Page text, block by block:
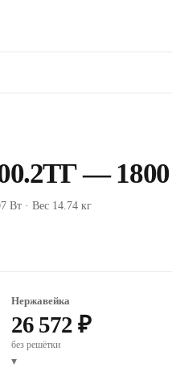
—
Вт · Вес 14.74 кг
Нержавейка
26 572 ₽
без решётки
▾